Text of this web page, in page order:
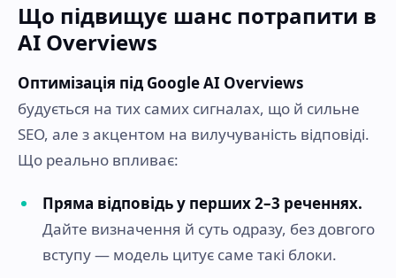
Що підвищує шанс потрапити в
AI Overviews
Оптимізація під Google AI Overviews
будується на тих самих сигналах, що й сильне
SEO, але з акцентом на вилучуваність відповіді.
Що реально впливає:
Пряма відповідь у перших 2–3 реченнях.
Дайте визначення й суть одразу, без довгого
вступу — модель цитує саме такі блоки.